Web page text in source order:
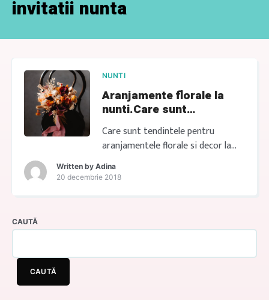
invitatii nunta
NUNTI
Aranjamente florale la
nunti.Care sunt
tendintele?
Care sunt tendintele pentru
aranjamentele florale si decor la
nunti? Daca urmeaza sa te
casatoresti anul acesta, ar fi bine
pentru tine. Alegerea temei de
eveniment, indiferent ca este
Written by Adina
20 decembrie 2018
CAUTĂ
CAUTĂ